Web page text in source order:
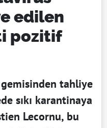
edilen
pozitif
gemisinden tahliye
sıkı karantinaya
Lecornu, bu